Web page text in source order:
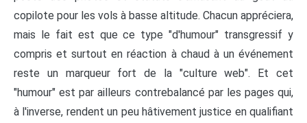
copilote pour les vols à basse altitude. Chacun appréciera,
mais le fait est que ce type "d'humour" transgressif y
compris et surtout en réaction à chaud à un événement
reste un marqueur fort de la "culture web". Et cet
"humour" est par ailleurs contrebalancé par les pages qui,
à l'inverse, rendent un peu hâtivement justice en qualifiant